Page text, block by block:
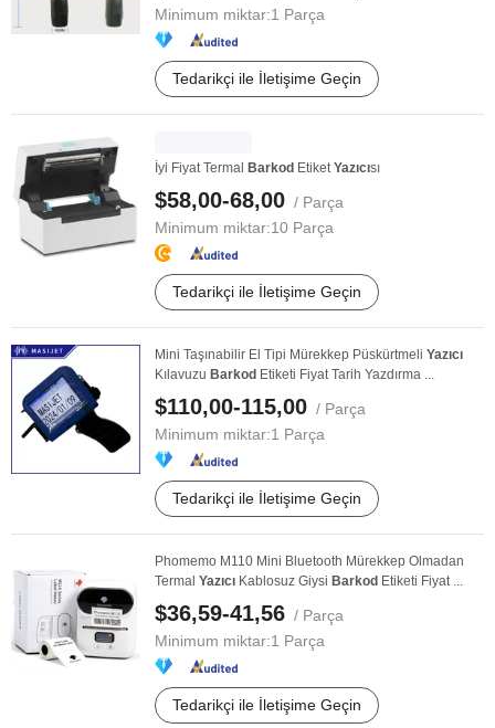
Minimum miktar:1 Parça
Tedarikçi ile İletişime Geçin
İyi Fiyat Termal Barkod EtiketYazıcısı
$58,00-68,00 / Parça
Minimum miktar:10 Parça
Tedarikçi ile İletişime Geçin
Mini Taşınabilir El Tipi Mürekkep Püskürtmeli Yazıcı
Kılavuzu Barkod Etiketi Fiyat Tarih Yazdırma ...
$110,00-115,00 / Parça
Minimum miktar:1 Parça
Tedarikçi ile İletişime Geçin
Phomemo M110 Mini Bluetooth Mürekkep Olmadan
Termal Yazıcı Kablosuz Giysi Barkod Etiketi Fiyat ...
$36,59-41,56 / Parça
Minimum miktar:1 Parça
Tedarikçi ile İletişime Geçin